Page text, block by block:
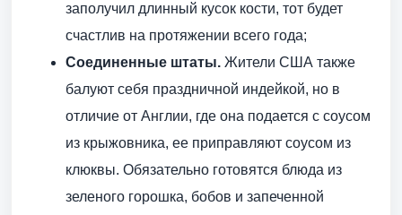
заполучил длинный кусок кости, тот будет
счастлив на протяжении всего года;
Соединенные штаты. Жители США также
балуют себя праздничной индейкой, но в
отличие от Англии, где она подается с соусом
из крыжовника, ее приправляют соусом из
клюквы. Обязательно готовятся блюда из
зеленого горошка, бобов и запеченной